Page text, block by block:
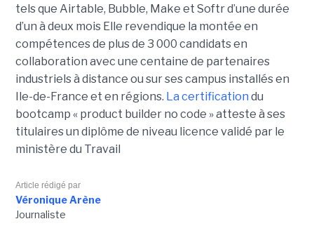
tels que Airtable, Bubble, Make et Softr d’une durée
d’un à deux mois Elle revendique la montée en
compétences de plus de 3 000 candidats en
collaboration avec une centaine de partenaires
industriels à distance ou sur ses campus installés en
Ile-de-France et en régions. La certification du
bootcamp « product builder no code » atteste à ses
titulaires un diplôme de niveau licence validé par le
ministère du Travail
Article rédigé par
Véronique Arène
Journaliste